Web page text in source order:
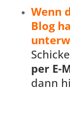
Wenn
Blog
per E-
dann